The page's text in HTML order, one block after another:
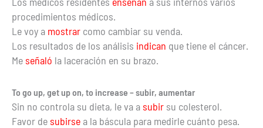
procedimientos médicos.
Le voy a mostrar como cambiar su venda.
Los resultados de los análisis indican que tiene el cáncer.
Me señaló la laceración en su brazo.
To go up, get up on, to increase – subir, aumentar
Sin no controla su dieta, le va a subir su colesterol.
Favor de subirse a la báscula para medirle cuánto pesa.